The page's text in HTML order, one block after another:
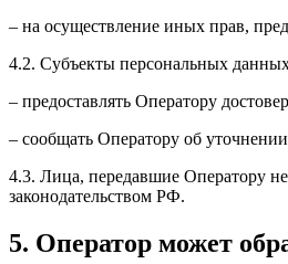
– на осуществление иных прав,
4.2. Субъекты персональных
– предоставлять Оператору
– сообщать Оператору об
4.3. Лица, передавшие Оператору
законодательством РФ.
5. Оператор может